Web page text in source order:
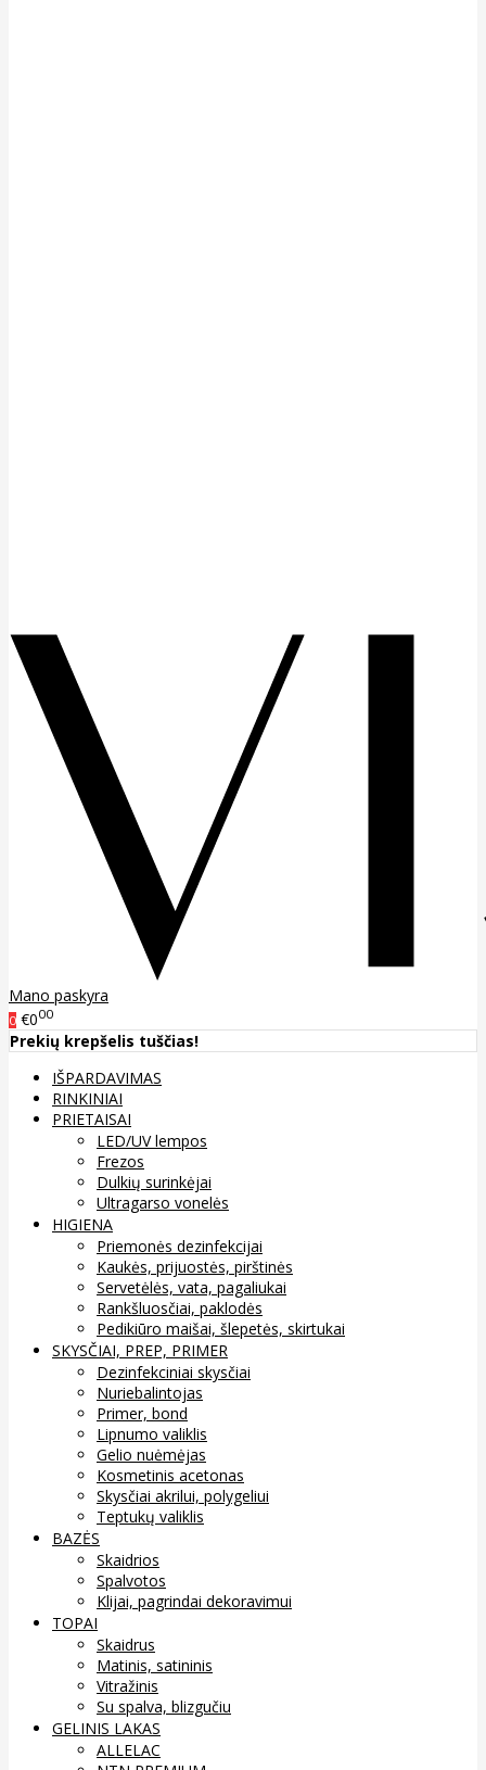
Mano paskyra
0 €000
Prekių krepšelis tuščias!
IŠPARDAVIMAS
RINKINIAI
PRIETAISAI
LED/UV lempos
Frezos
Dulkių surinkėjai
Ultragarso vonelės
HIGIENA
Priemonės dezinfekcijai
Kaukės, prijuostės, pirštinės
Servetėlės, vata, pagaliukai
Rankšluosčiai, paklodės
Pedikiūro maišai, šlepetės, skirtukai
SKYSČIAI, PREP, PRIMER
Dezinfekciniai skysčiai
Nuriebalintojas
Primer, bond
Lipnumo valiklis
Gelio nuėmėjas
Kosmetinis acetonas
Skysčiai akrilui, polygeliui
Teptukų valiklis
BAZĖS
Skaidrios
Spalvotos
Klijai, pagrindai dekoravimui
TOPAI
Skaidrus
Matinis, satininis
Vitražinis
Su spalva, blizgučiu
GELINIS LAKAS
ALLELAC